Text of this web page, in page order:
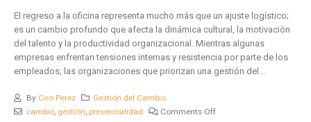
El regreso a la oficina representa mucho más que un ajuste logístico;
es un cambio profundo que afecta la dinámica cultural, la motivación
del talento y la productividad organizacional. Mientras algunas
empresas enfrentan tensiones internas y resistencia por parte de los
empleados, las organizaciones que priorizan una gestión del...
By Ciro Perez
Gestión del Cambio
cambio, gestión, presencialidad Comments Off